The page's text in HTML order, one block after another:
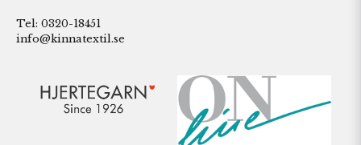
Tel: 0320-18451
info@kinnatextil.se